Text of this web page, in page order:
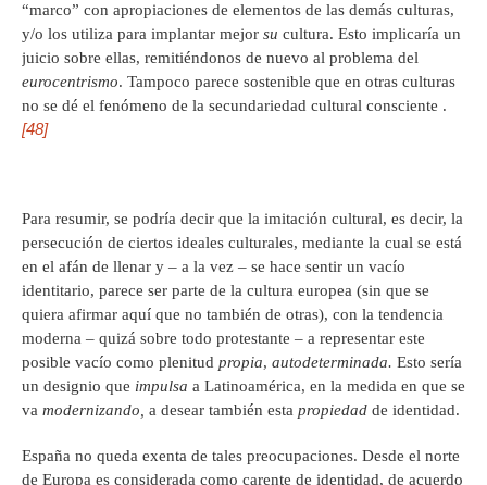
“marco” con apropiaciones de elementos de las demás culturas,
y/o los utiliza para implantar mejor su cultura. Esto implicaría un
juicio sobre ellas, remitiéndonos de nuevo al problema del
eurocentrismo. Tampoco parece sostenible que en otras culturas
no se dé el fenómeno de la secundariedad cultural consciente .
[48]
Para resumir, se podría decir que la imitación cultural, es decir, la
persecución de ciertos ideales culturales, mediante la cual se está
en el afán de llenar y – a la vez – se hace sentir un vacío
identitario, parece ser parte de la cultura europea (sin que se
quiera afirmar aquí que no también de otras), con la tendencia
moderna – quizá sobre todo protestante – a representar este
posible vacío como plenitud propia, autodeterminada. Esto sería
un designio que impulsa a Latinoamérica, en la medida en que se
va modernizando, a desear también esta propiedad de identidad.
España no queda exenta de tales preocupaciones. Desde el norte
de Europa es considerada como carente de identidad, de acuerdo